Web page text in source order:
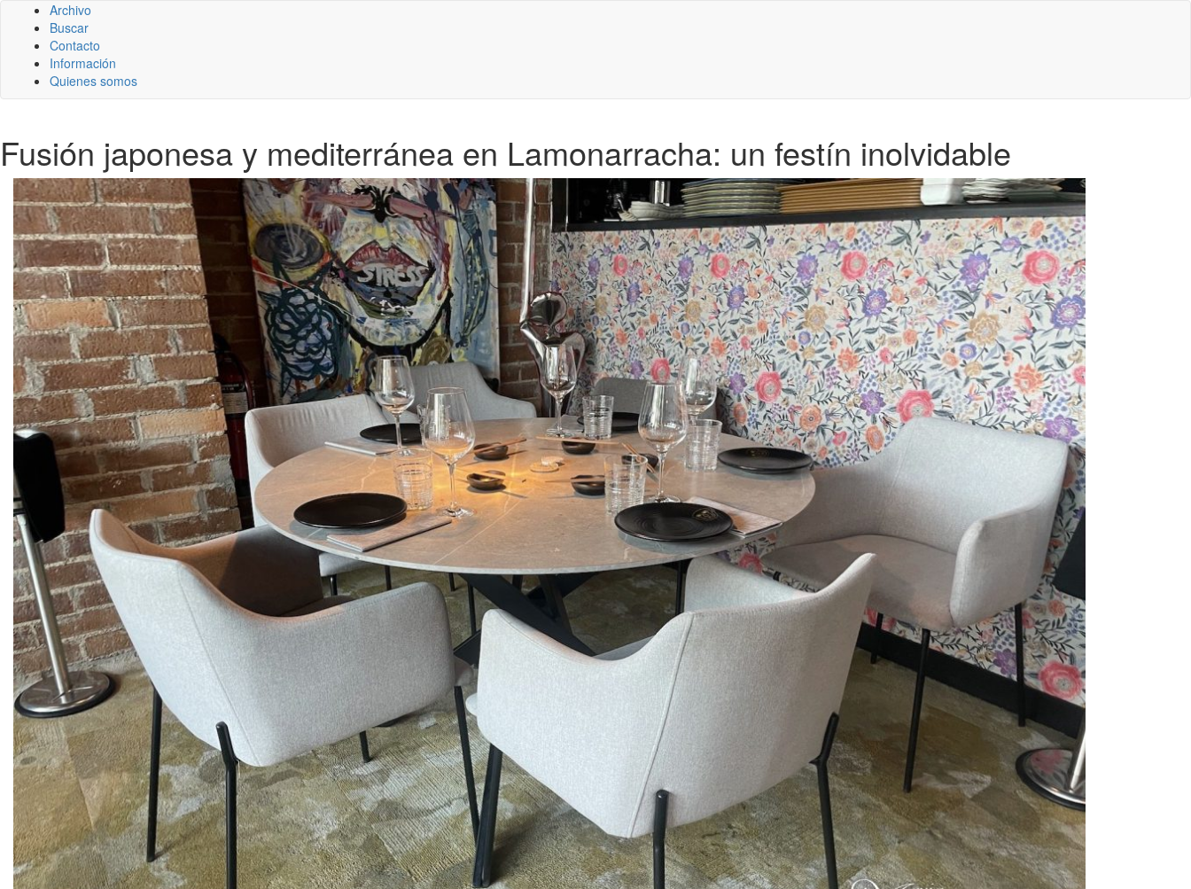
Archivo
Buscar
Contacto
Información
Quienes somos
Fusión japonesa y mediterránea en Lamonarracha: un festín inolvidable